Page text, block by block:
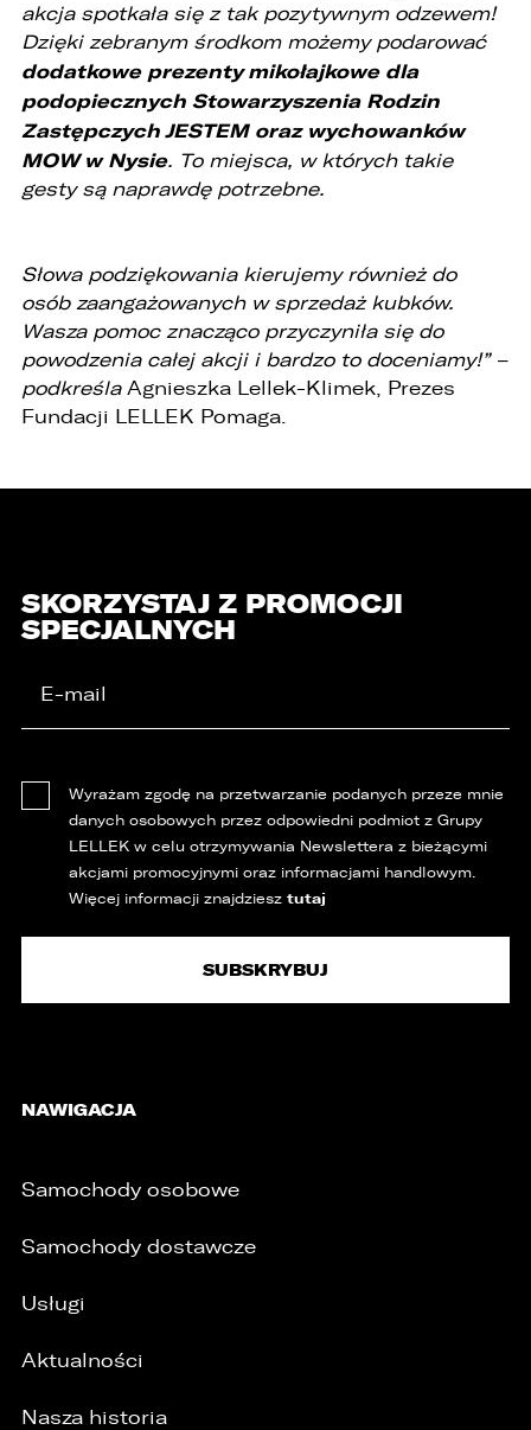
akcja spotkała się z tak pozytywnym odzewem!
Dzięki zebranym środkom możemy podarować
dodatkowe prezenty mikołajkowe dla
podopiecznych Stowarzyszenia Rodzin
Zastępczych JESTEM oraz wychowanków
MOW w Nysie. To miejsca, w których takie
gesty są naprawdę potrzebne.
Słowa podziękowania kierujemy również do
osób zaangażowanych w sprzedaż kubków.
Wasza pomoc znacząco przyczyniła się do
powodzenia całej akcji i bardzo to doceniamy!” –
podkreśla Agnieszka Lellek-Klimek, Prezes
Fundacji LELLEK Pomaga.
SKORZYSTAJ Z PROMOCJI
SPECJALNYCH
Wyrażam zgodę na przetwarzanie podanych przeze mnie
danych osobowych przez odpowiedni podmiot z Grupy
LELLEK w celu otrzymywania Newslettera z bieżącymi
akcjami promocyjnymi oraz informacjami handlowym.
Więcej informacji znajdziesz tutaj
NAWIGACJA
Samochody osobowe
Samochody dostawcze
Usługi
Aktualności
Nasza historia